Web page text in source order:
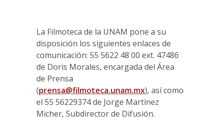
La Filmoteca de la UNAM pone a su
disposición los siguientes enlaces de
comunicación: 55 5622 48 00 ext. 47486
de Doris Morales, encargada del Área
de Prensa
(prensa@filmoteca.unam.mx), así como
el 55 56229374 de Jorge Martínez
Micher, Subdirector de Difusión.